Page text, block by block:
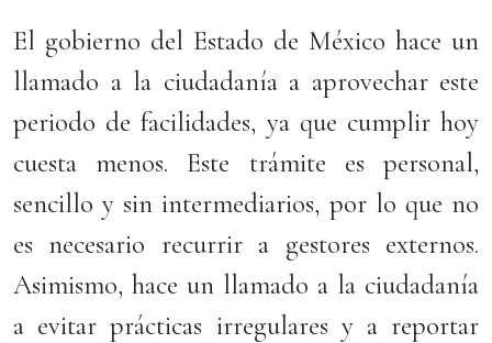
El gobierno del Estado de México hace un
llamado a la ciudadanía a aprovechar este
periodo de facilidades, ya que cumplir hoy
cuesta menos. Este trámite es personal,
sencillo y sin intermediarios, por lo que no
es necesario recurrir a gestores externos.
Asimismo, hace un llamado a la ciudadanía
a evitar prácticas irregulares y a reportar